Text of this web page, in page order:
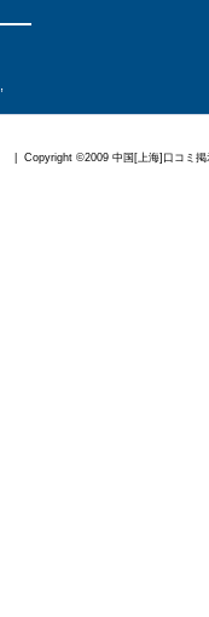
| Copyright ©2009 中国[上海]口コミ掲